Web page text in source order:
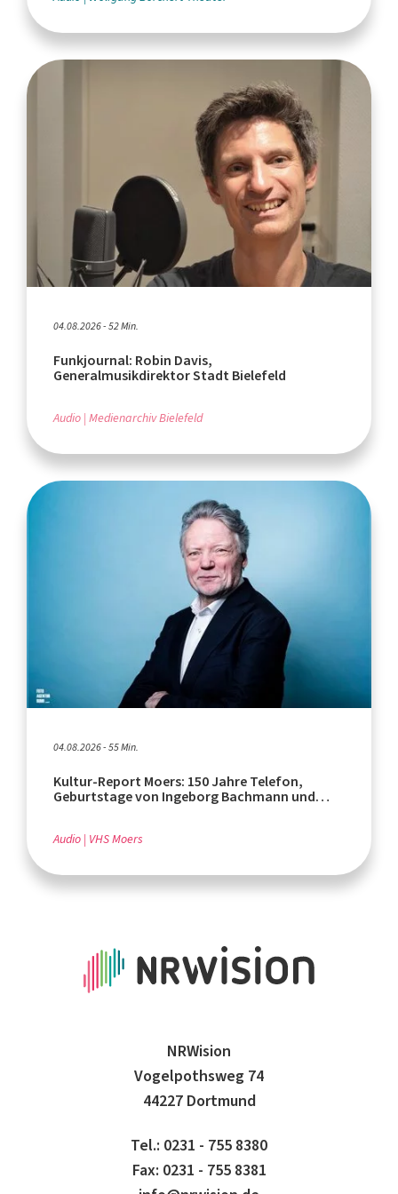
04.08.2026 - 52 Min.
Funkjournal: Robin Davis,
Generalmusikdirektor Stadt Bielefeld
Audio Medienarchiv Bielefeld
04.08.2026 - 55 Min.
Kultur-Report Moers: 150 Jahre Telefon,
Geburtstage von Ingeborg Bachmann und
Audio VHS Moers
NRWision
Vogelpothsweg 74
44227 Dortmund
Tel.: 0231 - 755 8380
Fax: 0231 - 755 8381